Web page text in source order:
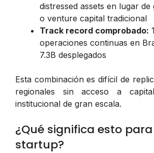
distressed assets en lugar
o venture capital tradicional
Track record comprobado:
operaciones continuas en
7.3B desplegados
Esta combinación es difícil de
regionales sin acceso a
institucional de gran escala.
¿Qué significa esto
startup?